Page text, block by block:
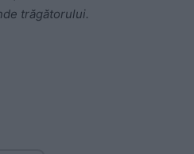
trăgătorului.